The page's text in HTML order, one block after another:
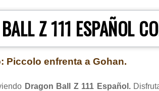
TECNOLOGÍA DEBLOGGER.
Z 111 ESPAÑOL
Piccolo enfrenta a Gohan.
Dragon Ball Z 111 Español.